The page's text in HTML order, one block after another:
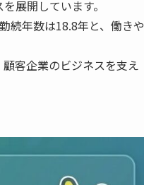
展開しています。
続年数は18.8年と、働きや
客企業のビジネスを支え